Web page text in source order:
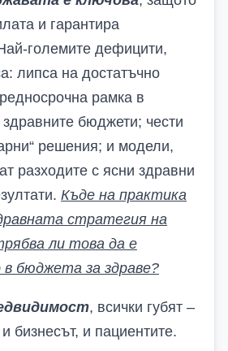
и гарантира
големите дефицити,
липса на достатъчно
рамка в
бюджети; чести
решения; и модели,
разходите с ясни здравни
Къде на практика
стратегия на
ли това да е
в бюджета за здраве?
, всички губят –
бизнесът, и пациентите.